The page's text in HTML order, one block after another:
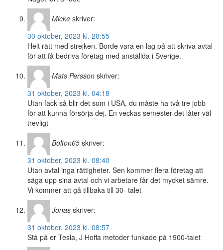
Micke skriver:
30 oktober, 2023 kl. 20:55
Helt rätt med strejken. Borde vara en lag på att skriva avtal
för att få bedriva företag med anställda i Sverige.
Mats Persson skriver:
31 oktober, 2023 kl. 04:18
Utan fack så blir det som i USA, du måste ha två tre jobb
för att kunna försörja dej. En veckas semester det låter väl
trevligt
Bolton65 skriver:
31 oktober, 2023 kl. 08:40
Utan avtal inga rättigheter. Sen kommer flera företag att
säga upp sina avtal och vi arbetare får det mycket sämre.
Vi kommer att gå tillbaka till 30- talet
Jonas skriver:
31 oktober, 2023 kl. 08:57
Stå på er Tesla, J Hoffa metoder funkade på 1900-talet